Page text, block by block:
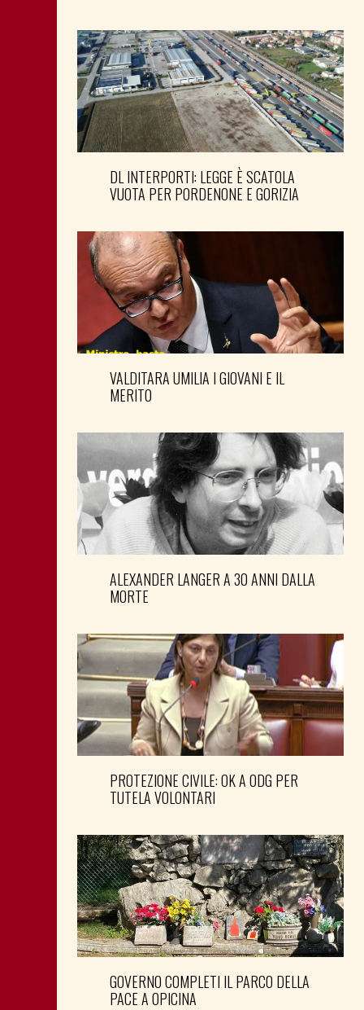
DL INTERPORTI: LEGGE È SCATOLA
VUOTA PER PORDENONE E GORIZIA
VALDITARA UMILIA I GIOVANI E IL
MERITO
ALEXANDER LANGER A 30 ANNI DALLA
MORTE
PROTEZIONE CIVILE: OK A ODG PER
TUTELA VOLONTARI
GOVERNO COMPLETI IL PARCO DELLA
PACE A OPICINA